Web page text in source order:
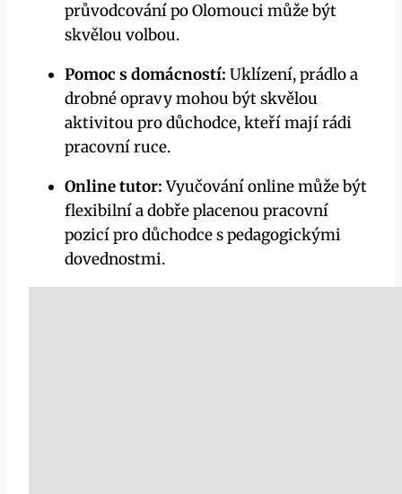
průvodcování po Olomouci může být
skvělou volbou.
Pomoc s domácností: Uklízení, prádlo a
drobné opravy mohou být skvělou
aktivitou pro důchodce, kteří mají rádi
pracovní ruce.
Online tutor:Vyučování online může být
flexibilní a dobře placenou pracovní
pozicí pro důchodce s pedagogickými
dovednostmi.